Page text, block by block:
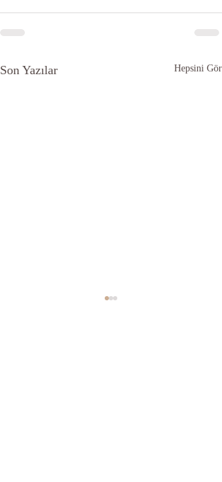
Son Yazılar Hepsini Gör